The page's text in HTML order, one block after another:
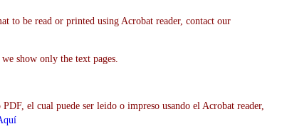
to be read or printed using Acrobat reader, contact our
show only the text pages.
el cual puede ser leido o impreso usando el Acrobat reader,